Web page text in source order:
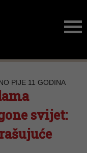
PIJE 11 GODINA
svijet: